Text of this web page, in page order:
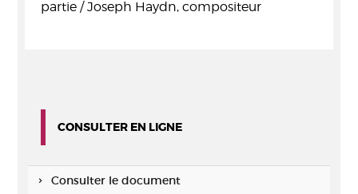
partie / Joseph Haydn, compositeur
CONSULTER EN LIGNE
Consulter le document